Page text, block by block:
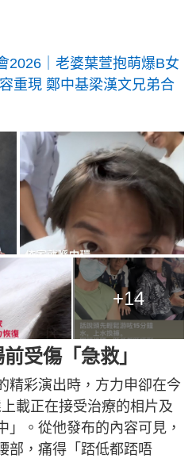
2026｜老婆葉萱抱萌爆B女
重現 鄭中基梁漢文兄弟合
+14
受傷「急救」
精彩演出時，方力申卻在今
載正在接受治療的相片及
」。從他發布的內容可見，
部，痛得「踎低都踎唔